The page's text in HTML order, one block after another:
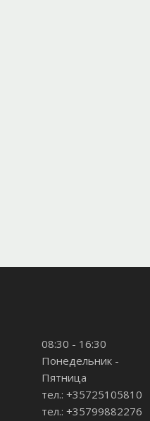
08:30 - 16:30
Понедельник -
Пятница
тел.: +35725105810
тел.: +35799882276